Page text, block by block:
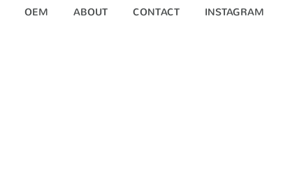
OEM ABOUT CONTACT INSTAGRAM